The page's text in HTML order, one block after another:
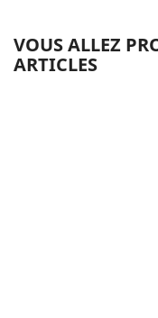
VOUS ALLEZ
ARTICLES